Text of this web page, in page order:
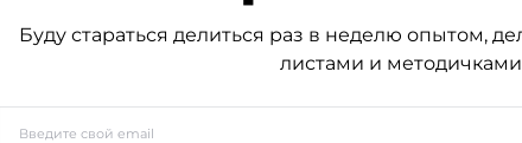
Буду стараться делиться раз в неделю опытом,
листами и